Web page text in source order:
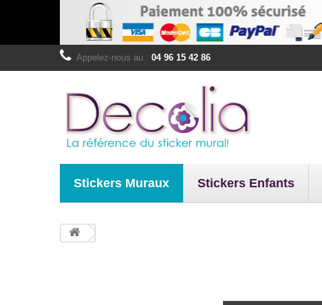
Appelez-nous au : 04 96 15 42 86
Stickers Muraux Stickers Enfants